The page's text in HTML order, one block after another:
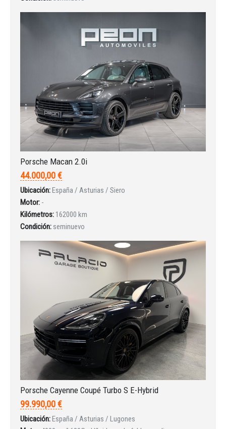
¿Ha olvidado la contraseña?
Porsche Macan 2.0i
44.000,00 €
Ubicación:España / Asturias / Siero
Motor: -
Kilómetros: 162000 km
Condición: seminuevo
Porsche Cayenne Coupé Turbo S E-Hybrid
99.990,00 €
Ubicación:España / Asturias / Lugones